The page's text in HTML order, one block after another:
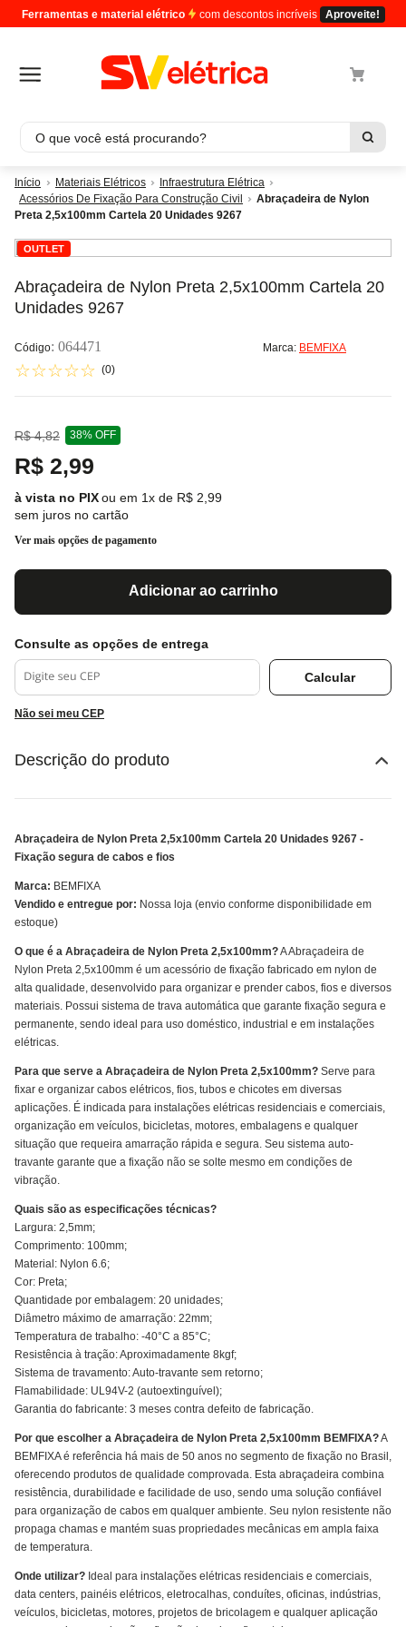
Ferramentas e material elétrico com descontos incríveis Aproveite!
O que você está procurando?
Materiais Elétricos
Infraestrutura Elétrica
Acessórios De Fixação Para Construção Civil
Abraçadeira de Nylon
Preta 2,5x100mm Cartela 20 Unidades 9267
OUTLET
Abraçadeira de Nylon Preta 2,5x100mm Cartela 20
Unidades 9267
: 064471 Marca: BEMFIXA
☆☆☆☆☆ (0)
R$ 4,82 38% OFF
R$ 2,99
ou em 1x de R$ 2 99
sem juros no cartão
Ver mais opções de pagamento
Adicionar ao carrinho
Não sei meu CEP
Descrição do produto
Abraçadeira de Nylon Preta 2,5x100mm Cartela 20 Unidades 9267 -
Fixação segura de cabos e fios
Marca: BEMFIXA
Vendido e entregue por: Nossa loja (envio conforme disponibilidade em
estoque)
O que é a Abraçadeira de Nylon Preta 2,5x100mm?A Abraçadeira de
Nylon Preta 2,5x100mm é um acessório de fixação fabricado em nylon de
alta qualidade, desenvolvido para organizar e prender cabos, fios e diversos
materiais. Possui sistema de trava automática que garante fixação segura e
permanente, sendo ideal para uso doméstico, industrial e em instalações
elétricas.
Para que serve a Abraçadeira de Nylon Preta 2,5x100mm? Serve para
fixar e organizar cabos elétricos, fios, tubos e chicotes em diversas
aplicações. É indicada para instalações elétricas residenciais e comerciais,
organização em veículos, bicicletas, motores, embalagens e qualquer
situação que requeira amarração rápida e segura. Seu sistema auto-
travante garante que a fixação não se solte mesmo em condições de
vibração.
Quais são as especificações técnicas?
Largura: 2,5mm;
Comprimento: 100mm;
Material: Nylon 6.6;
Cor: Preta;
Quantidade por embalagem: 20 unidades;
Diâmetro máximo de amarração: 22mm;
Temperatura de trabalho: -40°C a 85°C;
Resistência à tração: Aproximadamente 8kgf;
Sistema de travamento: Auto-travante sem retorno;
Flamabilidade: UL94V-2 (autoextinguível);
Garantia do fabricante: 3 meses contra defeito de fabricação.
Por que escolher a Abraçadeira de Nylon Preta 2,5x100mm BEMFIXA?A
BEMFIXA é referência há mais de 50 anos no segmento de fixação no Brasil,
oferecendo produtos de qualidade comprovada. Esta abraçadeira combina
resistência, durabilidade e facilidade de uso, sendo uma solução confiável
para organização de cabos em qualquer ambiente. Seu nylon resistente não
propaga chamas e mantém suas propriedades mecânicas em ampla faixa
de temperatura.
Onde utilizar? Ideal para instalações elétricas residenciais e comerciais,
data centers, painéis elétricos, eletrocalhas, conduítes, oficinas, indústrias,
veículos, bicicletas, motores, projetos de bricolagem e qualquer aplicação
Termos mais buscados
1º cabo
2º luminaria
4º cabo pp